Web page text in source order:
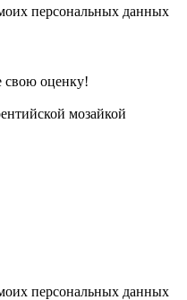
персональных данных
свою оценку!
мозайкой
персональных данных